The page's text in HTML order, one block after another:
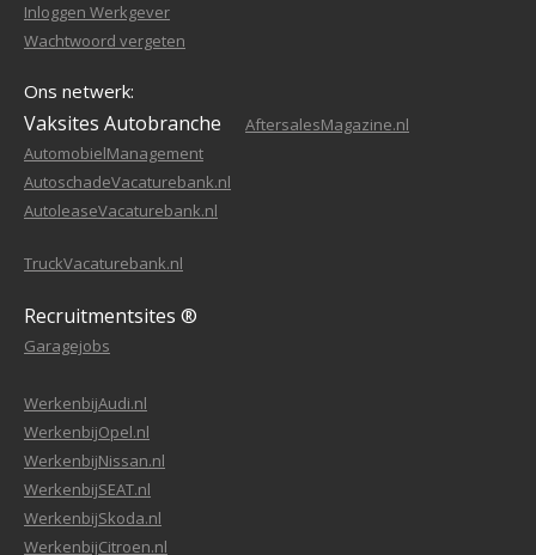
Inloggen Werkgever
Wachtwoord vergeten
Ons netwerk:
Vaksites Autobranche
AftersalesMagazine.nl
AutomobielManagement
AutoschadeVacaturebank.nl
AutoleaseVacaturebank.nl
TruckVacaturebank.nl
Recruitmentsites ®
Garagejobs
WerkenbijAudi.nl
WerkenbijOpel.nl
WerkenbijNissan.nl
WerkenbijSEAT.nl
WerkenbijSkoda.nl
WerkenbijCitroen.nl